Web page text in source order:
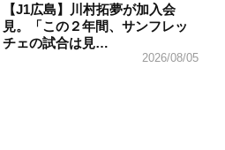
【J1広島】川村拓夢が加入会
見。「この２年間、サンフレッ
チェの試合は見…
2026/08/05